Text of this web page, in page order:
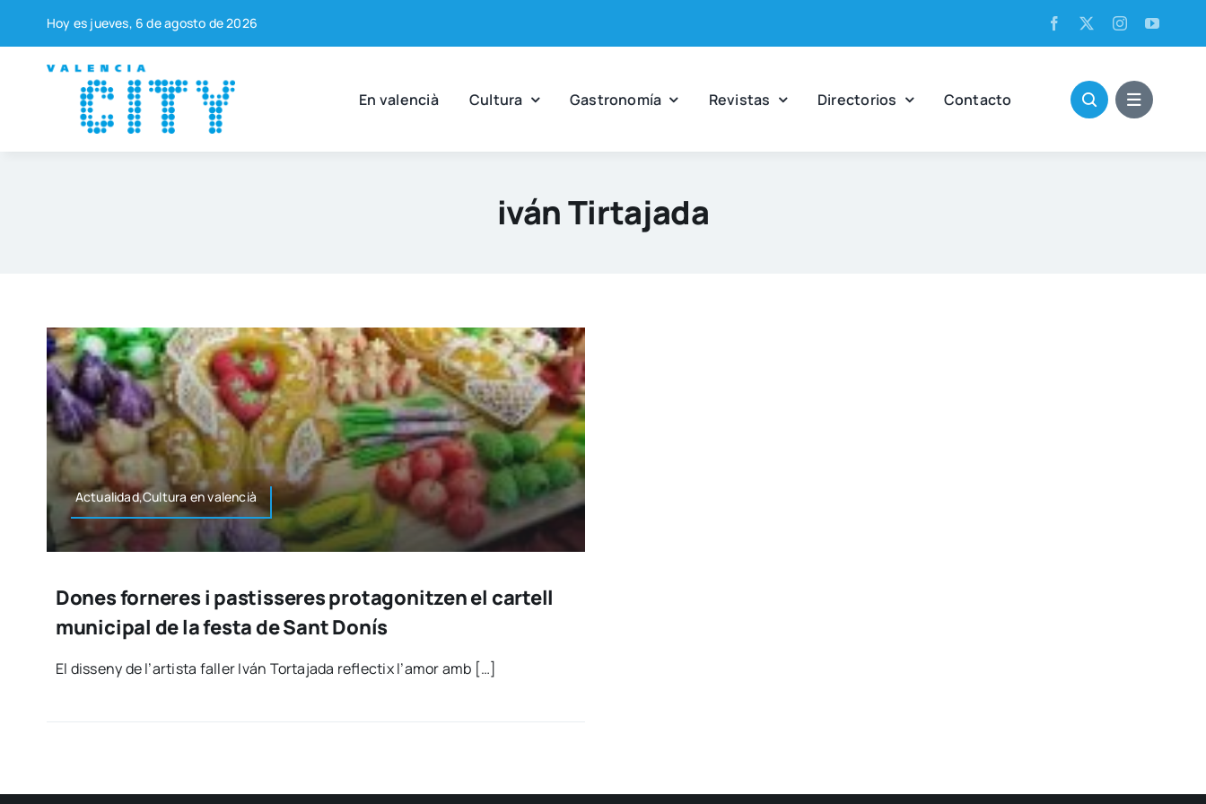
contenido
Hoy es jue­ves, 6 de agos­to de 2026
En valen­cià Cul­tu­ra Gas­tro­no­mía Revis­tas Direc­to­rios Con­tac­to
iván Tirtajada
Actualidad,Cultura en valen­cià
Dones forneres i pastisseres protagonitzen el cartell
municipal de la festa de Sant Donís
El dis­seny de l’ar­tis­ta faller Iván Tor­ta­ja­da reflec­tix l’a­mor amb […]